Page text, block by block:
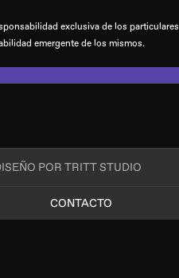
exclusiva de los particulares
emergente de los mismos.
POR TRITT STUDIO
CONTACTO